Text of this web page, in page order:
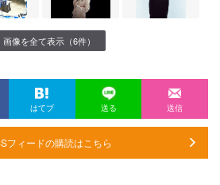
画像を全て表示（6件）
はてブ 送る 送信
フィードの購読はこちら